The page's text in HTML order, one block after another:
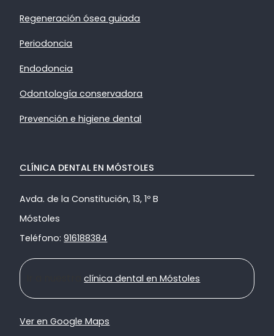
Regeneración ósea guiada
Periodoncia
Endodoncia
Odontología conservadora
Prevención e higiene dental
CLÍNICA DENTAL EN MÓSTOLES
Avda. de la Constitución, 13, 1º B
Móstoles
Teléfono:916188384
Ir a nuestraclínica dental en Móstoles
Ver en Google Maps